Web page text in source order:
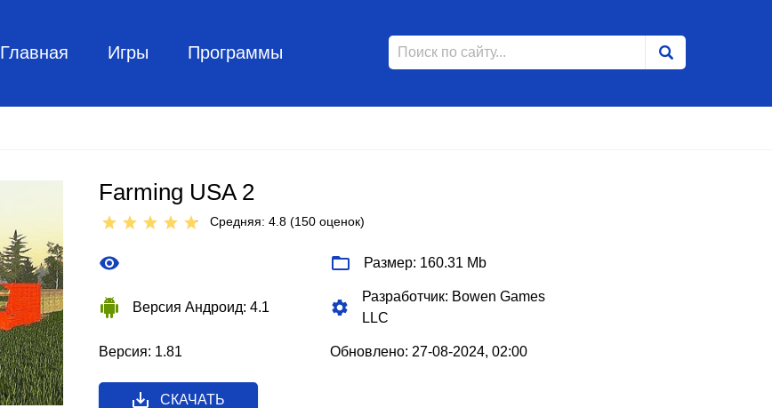
Главная Игры Программы
Farming USA 2
Средняя: 4.8 (150 оценок)
Размер: 160.31 Mb
Версия Андроид: 4.1
Разработчик: Bowen Games
LLC
Версия: 1.81 Обновлено: 27-08-2024, 02:00
СКАЧАТЬ